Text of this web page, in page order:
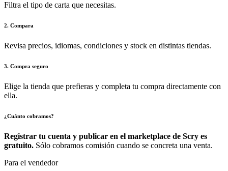
Filtra el tipo de carta que necesitas.
2. Compara
Revisa precios, idiomas, condiciones y stock en distintas tiendas.
3. Compra seguro
Elige la tienda que prefieras y completa tu compra directamente con
ella.
¿Cuánto cobramos?
Registrar tu cuenta y publicar en el marketplace de Scry es
gratuito. Sólo cobramos comisión cuando se concreta una venta.
Para el vendedor